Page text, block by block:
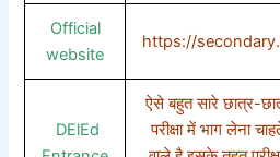
Official
website
https://
DElEd
ऐसे बहुत सारे छात्र-
परीक्षा में भाग लेना